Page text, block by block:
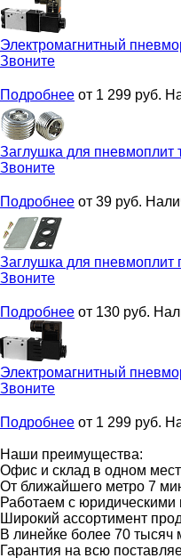
Электромагнитный
Звоните
Подробнее от 1 299 руб.
Заглушка для пневмоплит
Звоните
Подробнее от 39 руб.
Заглушка для пневмоплит
Звоните
Подробнее от 130 руб.
Электромагнитный
Звоните
Подробнее от 1 299 руб.
Наши преимущества:
Офис и склад в одном
От ближайшего метро 7
Работаем с
Широкий ассортимент
В линейке более 70 тысяч
Гарантия на всю